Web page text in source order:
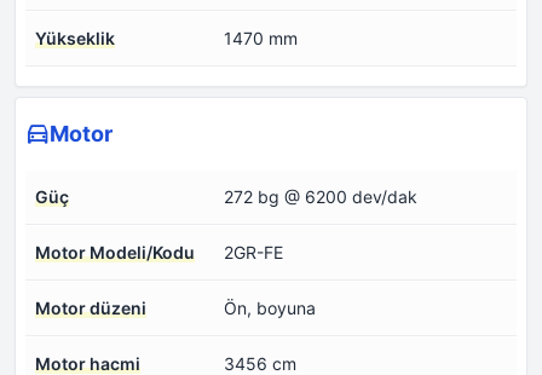
Yükseklik 1470 mm
Motor
Güç 272 bg @ 6200 dev/dak
Motor Modeli/Kodu 2GR-FE
Motor düzeni Ön, boyuna
Motor hacmi 3456 cm